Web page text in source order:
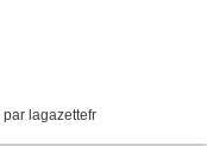
lagazettefr